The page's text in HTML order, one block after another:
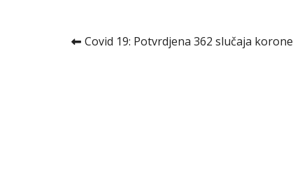
Kretanje
Covid 19: Potvrdjena 362 slučaja korone